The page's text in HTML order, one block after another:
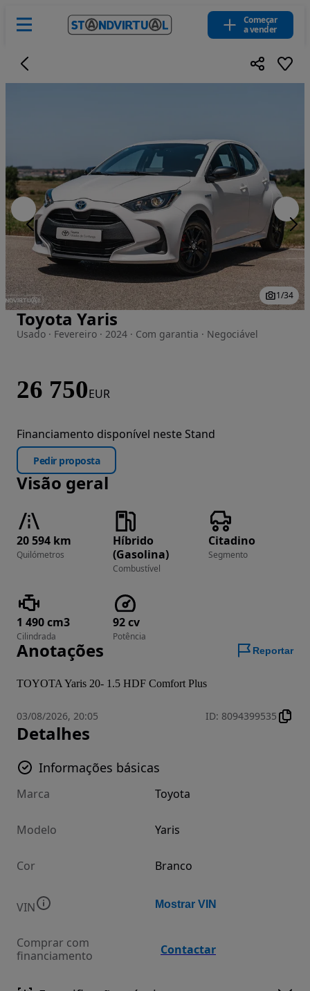
Começar
a vender
Imagem 1 de 34
1/34
Toyota Yaris
Usado · Fevereiro · 2024 · Com garantia · Negociável
26 750EUR
Financiamento disponível neste Stand
Pedir proposta
Visão geral
20 594 km
Quilómetros
Híbrido
(Gasolina)
Combustível
Citadino
Segmento
1 490 cm3
Cilindrada
92 cv
Potência
Anotações Reportar
TOYOTA Yaris 20- 1.5 HDF Comfort Plus
03/08/2026, 20:05 ID: 8094399535
Detalhes
Informações básicas
Marca Toyota
Modelo Yaris
Cor Branco
VIN Mostrar VIN
Comprar com
financiamento
Contactar